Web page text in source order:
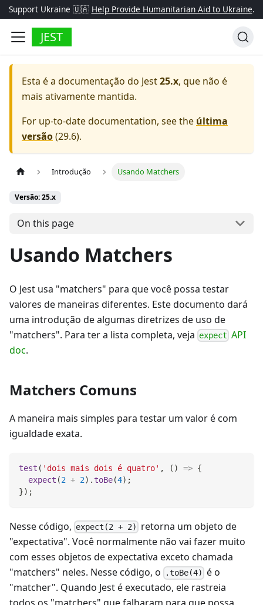
Support Ukraine 🇺🇦 Help Provide Humanitarian Aid to Ukraine.
JEST
Esta é a documentação do Jest25.x, que não é
mais ativamente mantida.
For up-to-date documentation, see the última
versão(29.6).
Introdução Usando Matchers
Versão: 25.x
On this page
Usando Matchers
O Jest usa "matchers" para que você possa testar
valores de maneiras diferentes. Este documento dará
uma introdução de algumas diretrizes de uso de
"matchers". Para ter a lista completa, veja expect API
doc.
Matchers Comuns
A maneira mais simples para testar um valor é com
igualdade exata.
test ( 'dois mais dois é quatro' , ( ) => {
expect (2 + 2) . toBe(4) ;
}) ;
Nesse código, expect(2 + 2)
retorna um objeto de
"expectativa". Você normalmente não vai fazer muito
com esses objetos de expectativa exceto chamada
"matchers" neles. Nesse código, o
.toBe(4) é o
"matcher". Quando Jest é executado, ele rastreia